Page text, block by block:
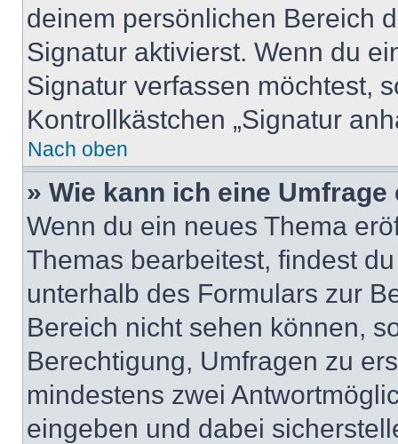
deinem persönlichen Bereich
Signatur aktivierst. Wenn du
Signatur verfassen möchtest,
Kontrollkästchen „Signatur
Nach oben
» Wie kann ich eine
Wenn du ein neues Thema
Themas bearbeitest, findest
unterhalb des Formulars zur
Bereich nicht sehen können,
Berechtigung, Umfragen zu
mindestens zwei
eingeben und dabei